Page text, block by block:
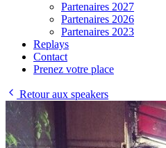
Partenaires 2027
Partenaires 2026
Partenaires 2023
Replays
Contact
Prenez votre place
Retour aux speakers